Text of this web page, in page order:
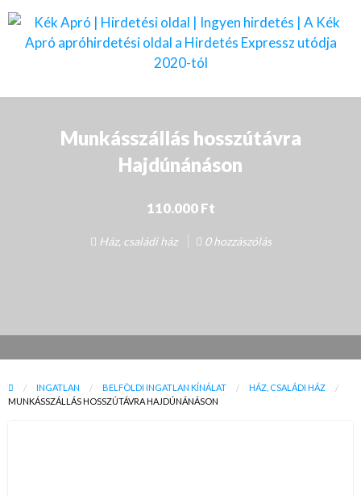
Munkásszállás hosszútávra
Hajdúnánáson
110.000 Ft
Ház, családi ház 0 hozzászólás
INGATLAN BELFÖLDI INGATLAN KÍNÁLAT
HÁZ, CSALÁDI HÁZ
MUNKÁSSZÁLLÁS HOSSZÚTÁVRA HAJDÚNÁNÁSON